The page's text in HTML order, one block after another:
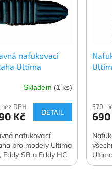
nafukovací
Ultima
Skladem (1 ks)
DPH
Kč DETAIL
nafukovací
pro modely Ultima
Eddy SB a Eddy HC
570